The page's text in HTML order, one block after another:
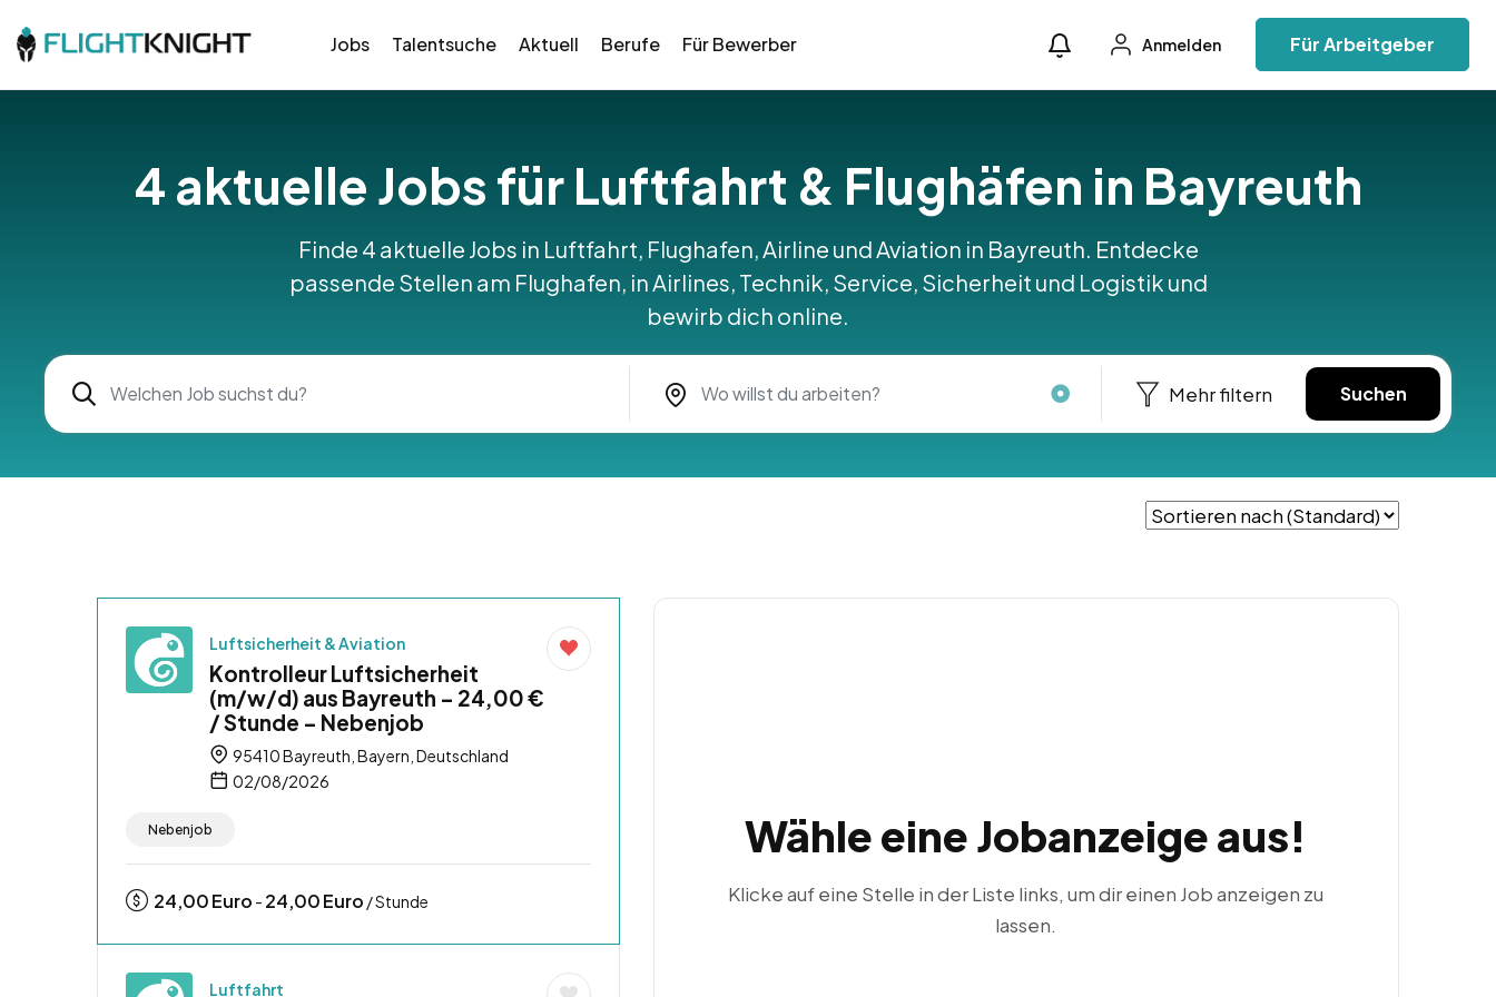
Jobs Talentsuche Aktuell Berufe Für Bewerber Anmelden Für Arbeitgeber
4 aktuelle Jobs für Luftfahrt & Flughäfen in Bayreuth
Finde 4 aktuelle Jobs in Luftfahrt, Flughafen, Airline und Aviation in Bayreuth. Entdecke
passende Stellen am Flughafen, in Airlines, Technik, Service, Sicherheit und Logistik und
bewirb dich online.
Mehr filtern Suchen
Luftsicherheit & Aviation
Kontrolleur Luftsicherheit
(m/w/d) aus Bayreuth – 24,00 €
/ Stunde – Nebenjob
95410 Bayreuth, Bayern, Deutschland
02/08/2026
Nebenjob
24,00Euro - 24,00Euro / Stunde
Luftfahrt
Wähle eine Jobanzeige aus!
Klicke auf eine Stelle in der Liste links, um dir einen Job anzeigen zu
lassen.